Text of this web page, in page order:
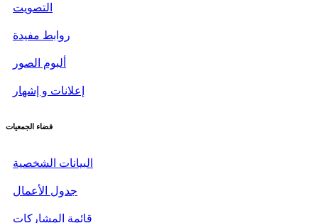
التصويت
روابط مفيدة
ألبوم الصور
إعلانات و إشهار
فضاء الجمعيات
البيانات الشخصية
جدول الأعمال
قائمة المشاركات